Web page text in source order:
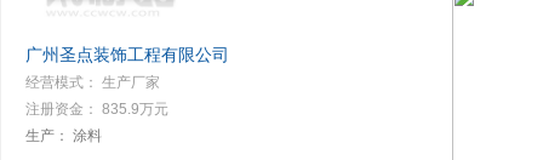
广州圣点装饰工程有限公司
经营模式： 生产厂家
注册资金： 835.9万元
生产： 涂料